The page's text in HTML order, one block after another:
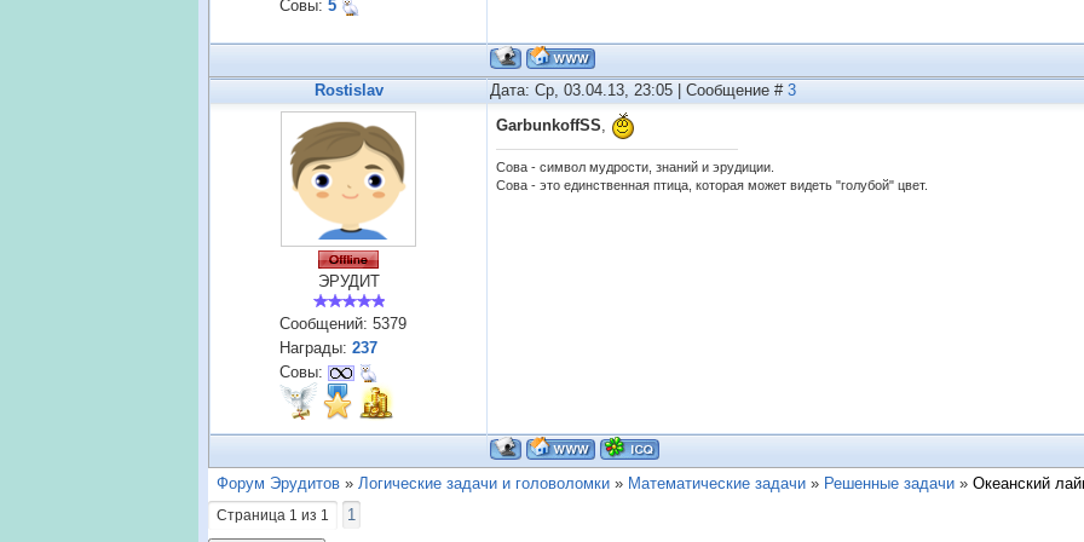
Совы: 5
Rostislav Дата: Ср, 03.04.13, 23:05 | Сообщение # 3
ЭРУДИТ
Сообщений: 5379
Награды: 237
Совы:
GarbunkoffSS
Сова - символ мудрости, знаний и эрудиции.
Сова - это единственная птица, которая может видеть "голубой" цвет.
Форум Эрудитов » Логические задачи и головоломки » Математические задачи » Решенные задачи » Океанский
Страница 1 из 1 1